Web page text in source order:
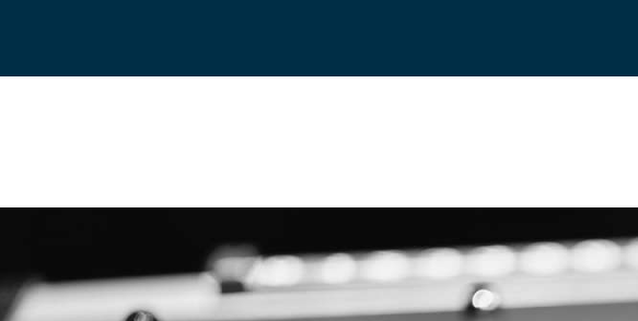
CONTACT